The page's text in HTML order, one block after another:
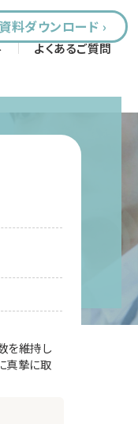
よくあるご質問
資料ダウンロード ›
を維持し
真摯に取